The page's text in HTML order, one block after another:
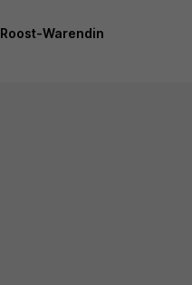
Roost-Warendin